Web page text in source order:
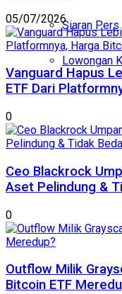
Siaran Pers
Lowongan
05/07/2026
Vanguard Hapus
ETF Dari
0
Ceo Blackrock
Aset Pelindung &
0
Outflow Milik
Bitcoin ETF